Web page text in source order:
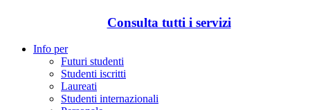
Consulta tutti i servizi
Info per
Futuri studenti
Studenti iscritti
Laureati
Studenti internazionali